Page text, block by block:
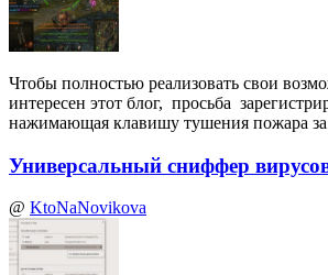
Чтобы полностью реализовать свои
интересен этот блог, просьба
нажимающая клавишу тушения пожара за
Универсальный сниффер
@ KtoNaNovikova